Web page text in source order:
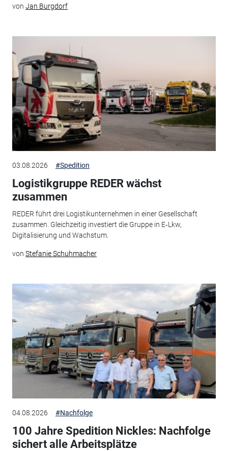
von Jan Burgdorf
03.08.2026 #Spedition
Logistikgruppe REDER wächst
zusammen
REDER führt drei Logistikunternehmen in einer Gesellschaft
zusammen. Gleichzeitig investiert die Gruppe in E‑Lkw,
Digitalisierung und Wachstum.
von Stefanie Schuhmacher
04.08.2026 #Nachfolge
100 Jahre Spedition Nickles: Nachfolge
sichert alle Arbeitsplätze